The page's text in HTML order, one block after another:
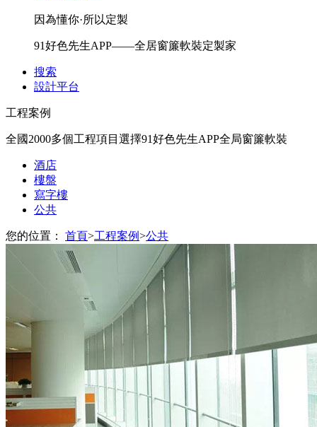
因為懂你·所以定製
91好色先生APP——全居窗簾軟裝定製家
搜索
設計平台
工程案例
全國2000多個工程項目選擇91好色先生APP全局窗簾軟裝
酒店
樓盤
寫字樓
公共
您的位置： 首頁>工程案例>公共